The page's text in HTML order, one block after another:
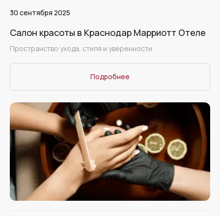
30 сентября 2025
Салон красоты в Краснодар Марриотт Отеле
Пространство ухода, стиля и уверенности
Подробнее